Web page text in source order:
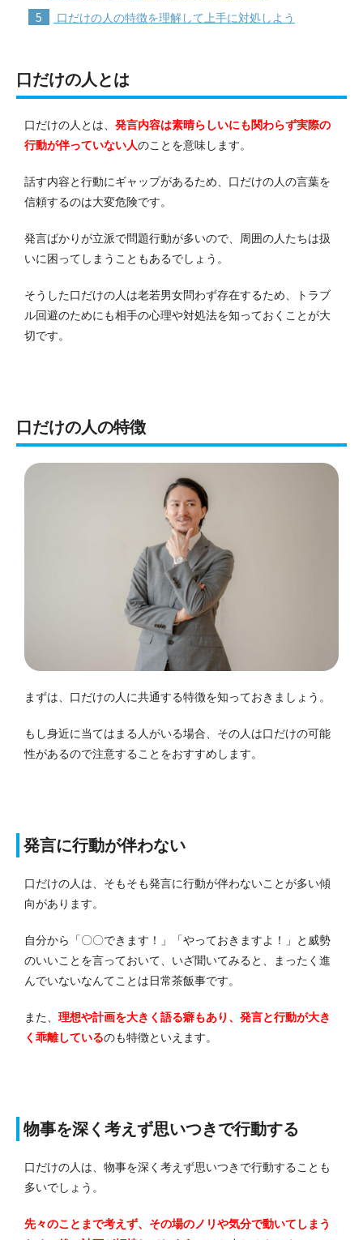
5 口だけの人の特徴を理解して上手に対処しよう
口だけの人とは
口だけの人とは、 発言内容は素晴らしいにも関わらず実際の
行動が伴っていない人のことを意味します。
話す内容と行動にギャップがあるため、口だけの人の言葉を
信頼するのは大変危険です。
発言ばかりが立派で問題行動が多いので、周囲の人たちは扱
いに困ってしまうこともあるでしょう。
そうした口だけの人は老若男女問わず存在するため、トラブ
ル回避のためにも相手の心理や対処法を知っておくことが大
切です。
口だけの人の特徴
まずは、口だけの人に共通する特徴を知っておきましょう。
もし身近に当てはまる人がいる場合、その人は口だけの可能
性があるので注意することをおすすめします。
発言に行動が伴わない
口だけの人は、そもそも発言に行動が伴わないことが多い傾
向があります。
自分から「〇〇できます！」「やっておきますよ！」と威勢
のいいことを言っておいて、いざ聞いてみると、まったく進
んでいないなんてことは日常茶飯事です。
また、 理想や計画を大きく語る癖もあり、発言と行動が大き
く乖離しているのも特徴といえます。
物事を深く考えず思いつきで行動する
口だけの人は、物事を深く考えず思いつきで行動することも
多いでしょう。
先々のことまで考えず、その場のノリや気分で動いてしまう